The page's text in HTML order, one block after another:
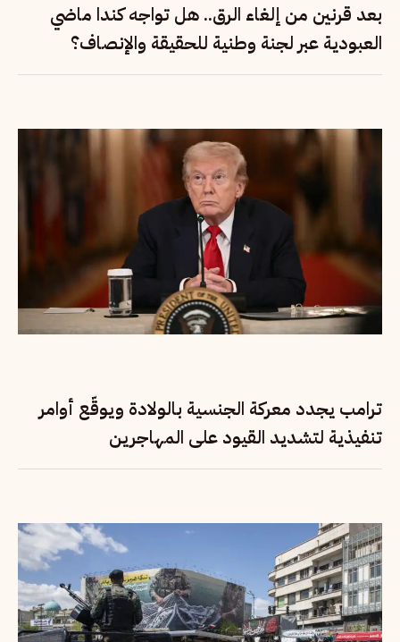
بعد قرنين من إلغاء الرق.. هل تواجه كندا ماضي
العبودية عبر لجنة وطنية للحقيقة والإنصاف؟
ترامب يجدد معركة الجنسية بالولادة ويوقّع أوامر
تنفيذية لتشديد القيود على المهاجرين